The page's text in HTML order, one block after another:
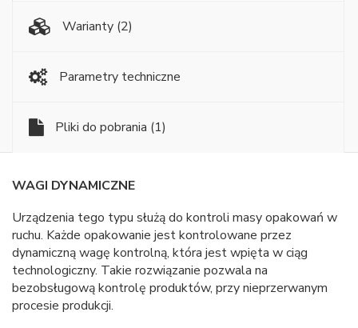
Warianty (2)
Parametry techniczne
Pliki do pobrania (1)
WAGI DYNAMICZNE
Urządzenia tego typu służą do kontroli masy opakowań w
ruchu. Każde opakowanie jest kontrolowane przez
dynamiczną wagę kontrolną, która jest wpięta w ciąg
technologiczny. Takie rozwiązanie pozwala na
bezobsługową kontrolę produktów, przy nieprzerwanym
procesie produkcji.